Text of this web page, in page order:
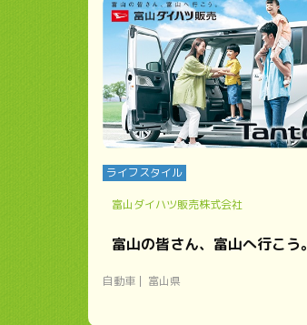
ライフスタイル
富山ダイハツ販売株式会社
富山の皆さん、富山へ行こう。
自動車 富山県